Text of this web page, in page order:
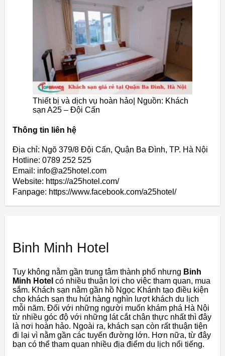
Thiết bị và dịch vụ hoàn hảo| Nguồn: Khách
sạn A25 – Đội Cấn
Thông tin liên hệ
Địa chỉ: Ngõ 379/8 Đội Cấn, Quận Ba Đình, TP. Hà Nội
Hotline: 0789 252 525
Email: info@a25hotel.com
Website: https://a25hotel.com/
Fanpage: https://www.facebook.com/a25hotel/
Binh Minh Hotel
Tuy không nằm gần trung tâm thành phố nhưng Binh
Minh Hotel có nhiều thuận lợi cho việc tham quan, mua
sắm. Khách sạn nằm gần hồ Ngọc Khánh tạo điều kiện
cho khách sạn thu hút hàng nghìn lượt khách du lịch
mỗi năm. Đối với những người muốn khám phá Hà Nội
từ nhiều góc độ với những lát cắt chân thực nhất thì đây
là nơi hoàn hảo. Ngoài ra, khách sạn còn rất thuận tiện
đi lại vì nằm gần các tuyến đường lớn. Hơn nữa, từ đây
bạn có thể tham quan nhiều địa điểm du lịch nổi tiếng.